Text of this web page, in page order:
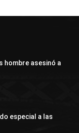
hombre asesinó a
especial a las